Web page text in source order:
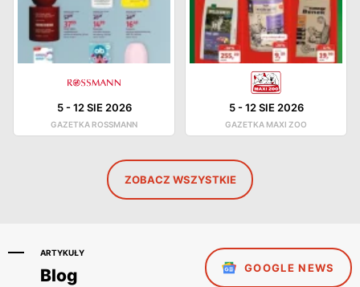
5-12 SIE 2026
GAZETKA ROSSMANN
5-12 SIE 2026
GAZETKA MAXI ZOO
ZOBACZ WSZYSTKIE
ARTYKUŁY
Blog GOOGLE NEWS